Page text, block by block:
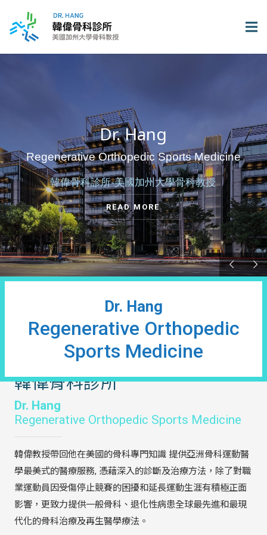
Dr. Hang
READ MORE
Regenerative Orthopedic Sports Medicine
韓偉骨科診所-美國加州大學骨科教授
Dr. Hang
Regenerative Orthopedic
Sports Medicine
韓偉骨科診所
Dr. Hang
Regenerative Orthopedic Sports Medicine
韓偉教授帶回他在美國的骨科專門知識 提供亞洲骨科運動醫
學最美式的醫療服務, 憑藉深入的診斷及治療方法，除了對職
業運動員因受傷停止競賽的困擾和延長運動生涯有積極正面
影響，更致力提供一般骨科、退化性病患全球最先進和最現
代化的骨科治療及再生醫學療法。